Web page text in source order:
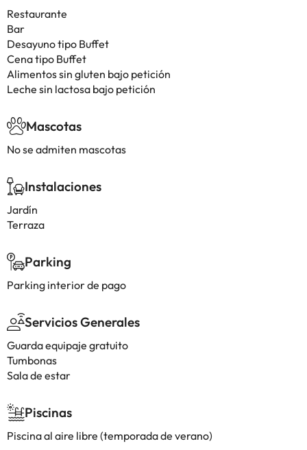
Restaurante
Bar
Desayuno tipo Buffet
Cena tipo Buffet
Alimentos sin gluten bajo petición
Leche sin lactosa bajo petición
Mascotas
No se admiten mascotas
Instalaciones
Jardín
Terraza
Parking
Parking interior de pago
Servicios Generales
Guarda equipaje gratuito
Tumbonas
Sala de estar
Piscinas
Piscina al aire libre (temporada de verano)